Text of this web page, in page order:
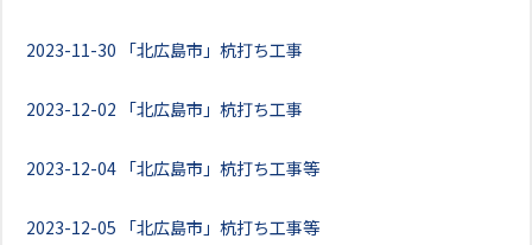
2023-11-30 「北広島市」杭打ち工事
2023-12-02 「北広島市」杭打ち工事
2023-12-04 「北広島市」杭打ち工事等
2023-12-05 「北広島市」杭打ち工事等